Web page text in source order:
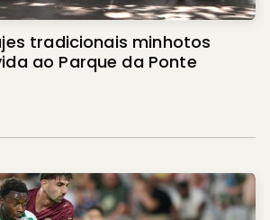
tradicionais minhotos
ao Parque da Ponte